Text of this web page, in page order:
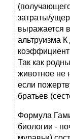
затраты/
выражается
альтруизма
коэффициент
Так как
животное не
если
братьев
Формула
биологии -